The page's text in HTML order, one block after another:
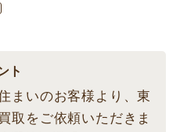
ト
まいのお客様より、東
取をご依頼いただきま